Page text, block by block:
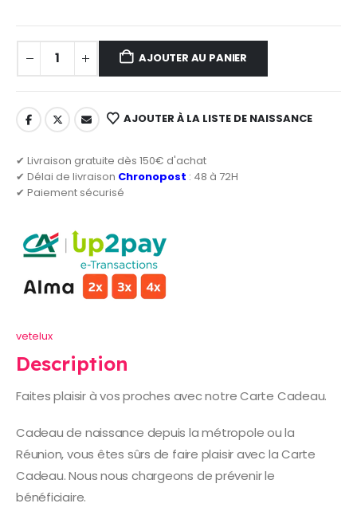
AJOUTER AU PANIER
AJOUTER À LA LISTE DE NAISSANCE
✔ Livraison gratuite dès 150€ d'achat
✔ Délai de livraison Chronopost : 48 à 72H
✔ Paiement sécurisé
vetelux
Description
Faites plaisir à vos proches avec notre Carte Cadeau.
Cadeau de naissance depuis la métropole ou la
Réunion, vous êtes sûrs de faire plaisir avec la Carte
Cadeau. Nous nous chargeons de prévenir le
bénéficiaire.